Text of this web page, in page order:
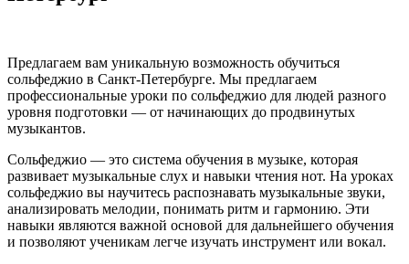
Предлагаем вам уникальную возможность обучиться
сольфеджио в Санкт-Петербурге. Мы предлагаем
профессиональные уроки по сольфеджио для людей разного
уровня подготовки — от начинающих до продвинутых
музыкантов.
Сольфеджио — это система обучения в музыке, которая
развивает музыкальные слух и навыки чтения нот. На уроках
сольфеджио вы научитесь распознавать музыкальные звуки,
анализировать мелодии, понимать ритм и гармонию. Эти
навыки являются важной основой для дальнейшего обучения
и позволяют ученикам легче изучать инструмент или вокал.